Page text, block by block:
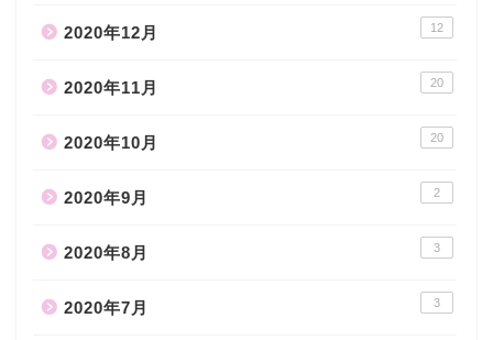
2020年12月 12
2020年11月 20
2020年10月 20
2020年9月 2
2020年8月 3
2020年7月 3